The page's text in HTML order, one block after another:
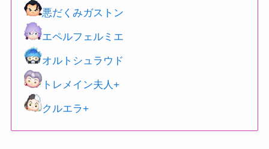
悪だくみガストン
エペルフェルミエ
オルトシュラウド
トレメイン夫人+
クルエラ+